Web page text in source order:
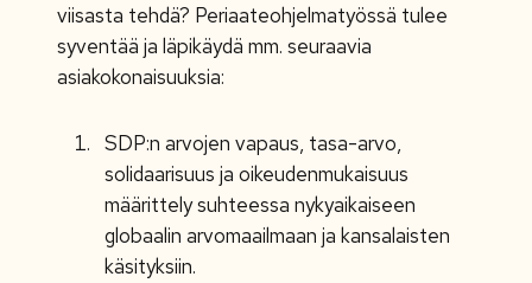
viisasta tehdä? Periaateohjelmatyössä tulee
syventää ja läpikäydä mm. seuraavia
asiakokonaisuuksia:
SDP:n arvojen vapaus, tasa-arvo,
solidaarisuus ja oikeudenmukaisuus
määrittely suhteessa nykyaikaiseen
globaalin arvomaailmaan ja kansalaisten
käsityksiin.